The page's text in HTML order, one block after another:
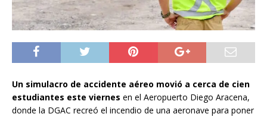
Un simulacro de accidente aéreo movió a cerca de cien
estudiantes este viernes en el Aeropuerto Diego Aracena,
donde la DGAC recreó el incendio de una aeronave para poner